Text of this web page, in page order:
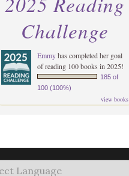
Challenge
Emmyhas completed her goal
of reading 100 books in 2025!
185 of
100 (100%)
view books